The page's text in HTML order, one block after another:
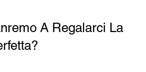
A Regalarci La